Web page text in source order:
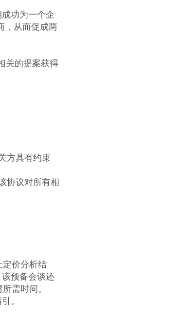
功为一个企
，从而促成两
关的提案获得
方具有约束
协议对所有相
定价分析结
预备会谈还
需时间。
。